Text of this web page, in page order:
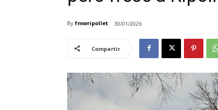
By fmwripollet 30/01/2026
Compartir